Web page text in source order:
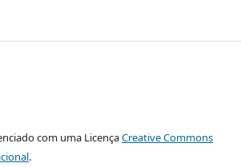
com uma LicençaCreative Commons
.